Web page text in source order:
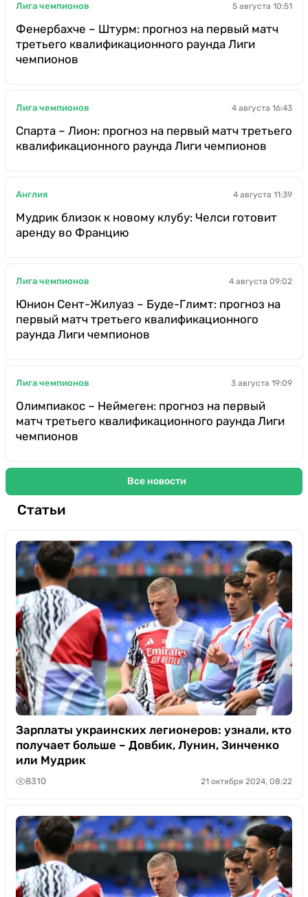
Лига чемпионов 5 августа 10:51
Фенербахче – Штурм: прогноз на первый матч
третьего квалификационного раунда Лиги
чемпионов
Лига чемпионов 4 августа 16:43
Спарта – Лион: прогноз на первый матч третьего
квалификационного раунда Лиги чемпионов
Англия 4 августа 11:39
Мудрик близок к новому клубу: Челси готовит
аренду во Францию
Лига чемпионов 4 августа 09:02
Юнион Сент-Жилуаз – Буде-Глимт: прогноз на
первый матч третьего квалификационного
раунда Лиги чемпионов
Лига чемпионов 3 августа 19:09
Олимпиакос – Неймеген: прогноз на первый
матч третьего квалификационного раунда Лиги
чемпионов
Все новости
Статьи
Зарплаты украинских легионеров: узнали, кто
получает больше – Довбик, Лунин, Зинченко
или Мудрик
8310 21 октября 2024, 08:22